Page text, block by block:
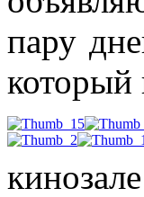
пару
который
кинозале